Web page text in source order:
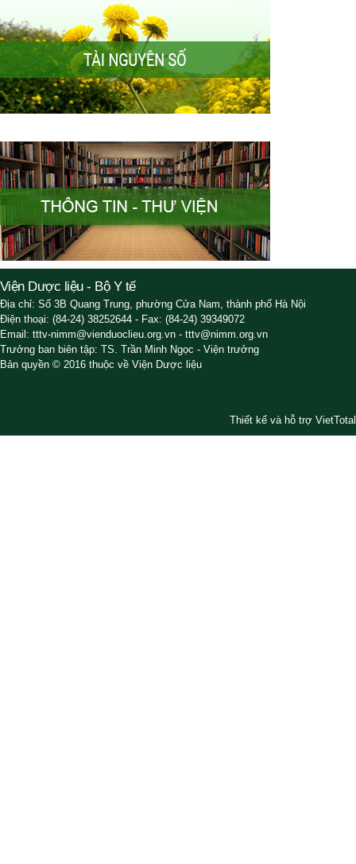
Viện Dược liệu - Bộ Y tế
Địa chỉ: Số 3B Quang Trung, phường Cửa Nam, thành phố Hà Nội
Điện thoại: (84-24) 38252644 - Fax: (84-24) 39349072
Email: tttv-nimm@vienduoclieu.org.vn - tttv@nimm.org.vn
Trưởng ban biên tập: TS. Trần Minh Ngọc - Viện trưởng
Bản quyền © 2016 thuộc về Viện Dược liệu
Thiết kế và hỗ trợ VietTotal